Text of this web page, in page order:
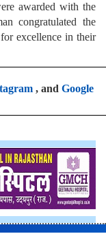
awarded with the
congratulated the
excellence in their
, and Google